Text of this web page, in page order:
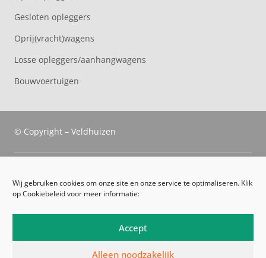
Wij gebruiken cookies om onze site en onze service te optimaliseren. Klik
op Cookiebeleid voor meer informatie:
Accept
Alleen noodzakelijk
Gesloten opleggers
Oprij(vracht)wagens
Losse opleggers/aanhangwagens
Bouwvoertuigen
© Copyright – Veldhuizen
Route
Algemene voorwaarden